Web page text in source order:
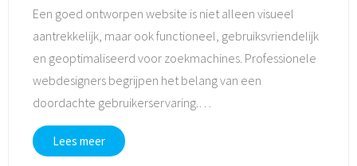
Een goed ontworpen website is niet alleen visueel
aantrekkelijk, maar ook functioneel, gebruiksvriendelijk
en geoptimaliseerd voor zoekmachines. Professionele
webdesigners begrijpen het belang van een
doordachte gebruikerservaring.
Lees meer